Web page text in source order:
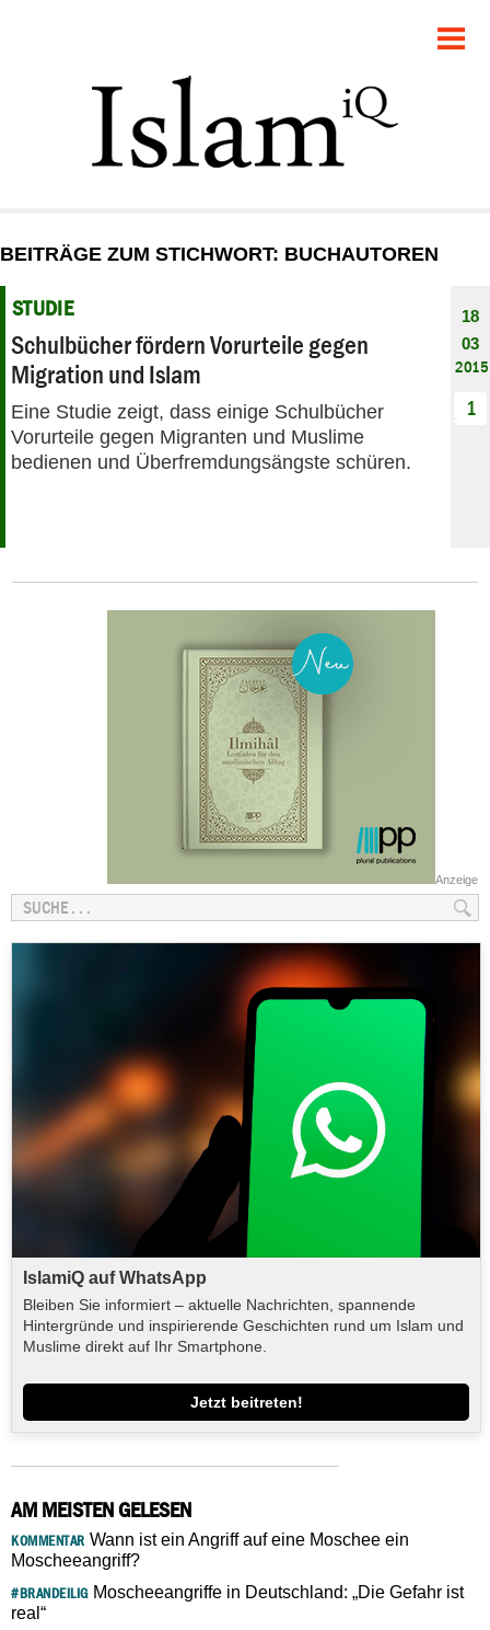
GESELLSCHAFT
STARTSEITE
DEBATTE
PANORAMA
BEITRÄGE ZUM STICHWORT: BUCHAUTOREN
STUDIE
Schulbücher fördern Vorurteile gegen
Migration und Islam
Eine Studie zeigt, dass einige Schulbücher
Vorurteile gegen Migranten und Muslime
bedienen und Überfremdungsängste schüren.
18
03
2015
1
Anzeige
IslamiQ auf WhatsApp
Bleiben Sie informiert – aktuelle Nachrichten, spannende
Hintergründe und inspirierende Geschichten rund um Islam und
Muslime direkt auf Ihr Smartphone.
Jetzt beitreten!
AM MEISTEN GELESEN
KOMMENTAR Wann ist ein Angriff auf eine Moschee ein
Moscheeangriff?
#BRANDEILIGMoscheeangriffe in Deutschland: „Die Gefahr ist
real“